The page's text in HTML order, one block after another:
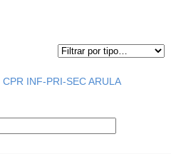
CPR INF-PRI-SEC ARULA